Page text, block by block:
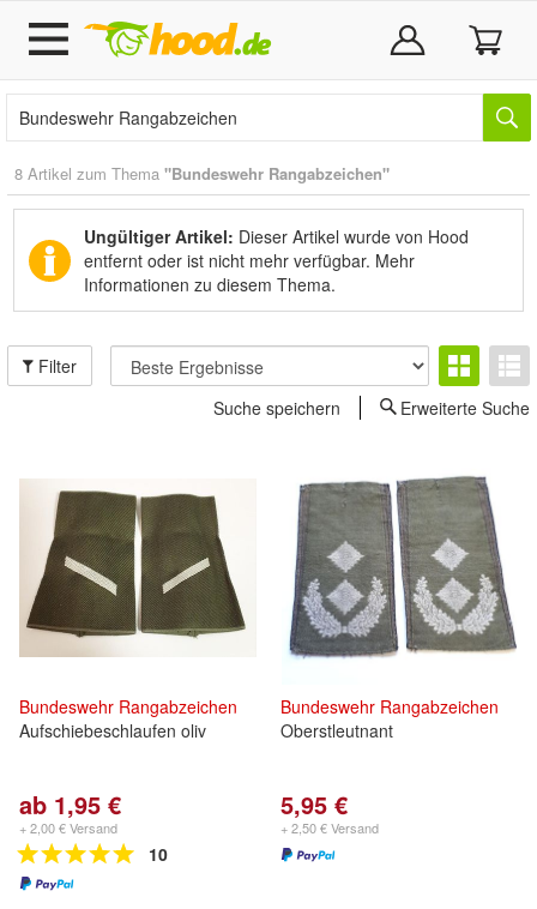
8 Artikel zum Thema "Bundeswehr Rangabzeichen"
Ungültiger Artikel: Dieser Artikel wurde von Hood
entfernt oder ist nicht mehr verfügbar. Mehr
Informationen zu diesem Thema.
Filter
Suche speichern
Erweiterte Suche
Bundeswehr Rangabzeichen
Aufschiebeschlaufen oliv
ab 1,95 €
+ 2,00 € Versand
10
Bundeswehr Rangabzeichen
Oberstleutnant
5,95 €
+ 2,50 € Versand